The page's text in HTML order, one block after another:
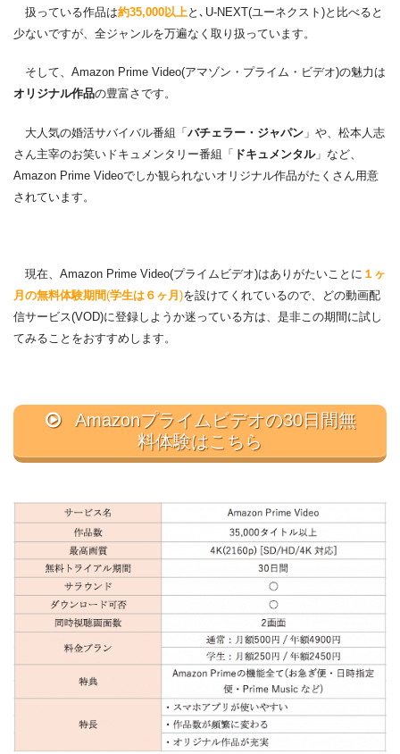
扱っている作品は約35,000以上と､U-NEXT(ユーネクスト)と比べると
少ないですが、全ジャンルを万遍なく取り扱っています。
そして、Amazon Prime Video(アマゾン・プライム・ビデオ)の魅力は
オリジナル作品の豊富さです。
大人気の婚活サバイバル番組「バチェラー・ジャパン 」や、松本人志
さん主宰のお笑いドキュメンタリー番組「 ドキュメンタル」など、
Amazon Prime Videoでしか観られないオリジナル作品がたくさん用意
されています。
現在、Amazon Prime Video(プライムビデオ)はありがたいことに １ヶ
月の無料体験期間(学生は６ヶ月 )を設けてくれているので、どの動画配
信サービス(VOD)に登録しようか迷っている方は、是非この期間に試し
てみることをおすすめします。
Amazonプライムビデオの30日間無
料体験はこちら